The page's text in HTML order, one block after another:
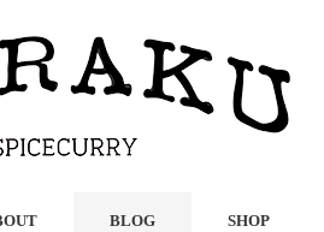
BLOG SHOP